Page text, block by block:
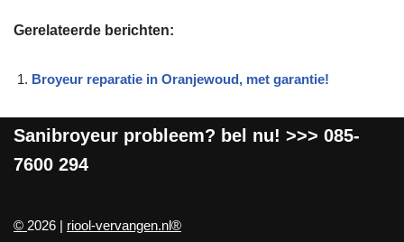
Gerelateerde berichten:
Broyeur reparatie in Oranjewoud, met garantie!
Sanibroyeur probleem? bel nu! >>> 085-
7600 294
© 2026 | riool-vervangen.nl®